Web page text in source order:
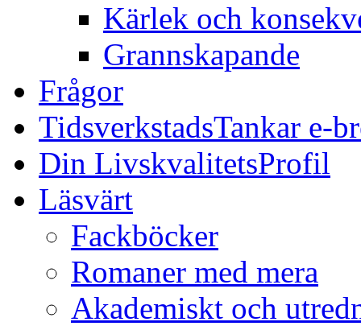
Kärlek och
Grannskapande
Frågor
TidsverkstadsTankar e-
Din LivskvalitetsProfil
Läsvärt
Fackböcker
Romaner med mera
Akademiskt och